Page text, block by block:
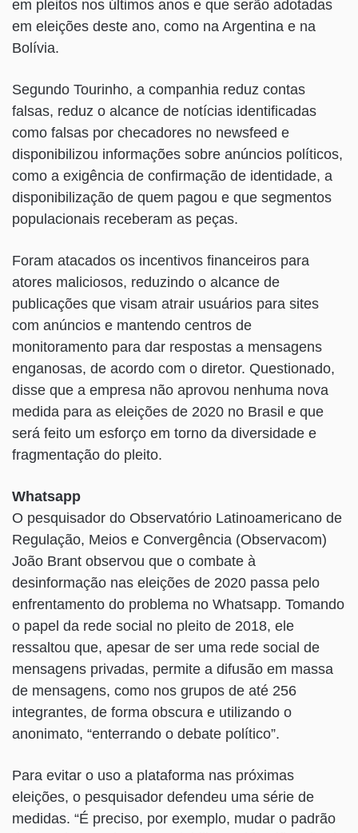
em pleitos nos últimos anos e que serão adotadas
em eleições deste ano, como na Argentina e na
Bolívia.
Segundo Tourinho, a companhia reduz contas
falsas, reduz o alcance de notícias identificadas
como falsas por checadores no newsfeed e
disponibilizou informações sobre anúncios políticos,
como a exigência de confirmação de identidade, a
disponibilização de quem pagou e que segmentos
populacionais receberam as peças.
Foram atacados os incentivos financeiros para
atores maliciosos, reduzindo o alcance de
publicações que visam atrair usuários para sites
com anúncios e mantendo centros de
monitoramento para dar respostas a mensagens
enganosas, de acordo com o diretor. Questionado,
disse que a empresa não aprovou nenhuma nova
medida para as eleições de 2020 no Brasil e que
será feito um esforço em torno da diversidade e
fragmentação do pleito.
Whatsapp
O pesquisador do Observatório Latinoamericano de
Regulação, Meios e Convergência (Observacom)
João Brant observou que o combate à
desinformação nas eleições de 2020 passa pelo
enfrentamento do problema no Whatsapp. Tomando
o papel da rede social no pleito de 2018, ele
ressaltou que, apesar de ser uma rede social de
mensagens privadas, permite a difusão em massa
de mensagens, como nos grupos de até 256
integrantes, de forma obscura e utilizando o
anonimato, “enterrando o debate político”.
Para evitar o uso a plataforma nas próximas
eleições, o pesquisador defendeu uma série de
medidas. “É preciso, por exemplo, mudar o padrão